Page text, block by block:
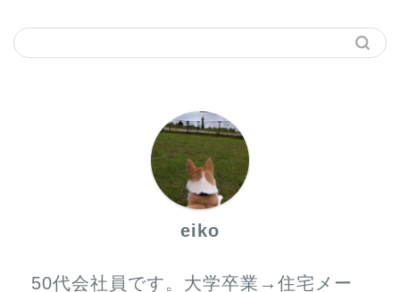
eiko
50代会社員です。大学卒業→住宅メー
プロフィール